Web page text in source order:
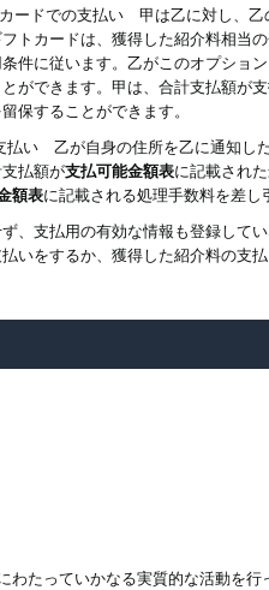
ードでの支払い 甲は乙に対し、乙
トカードは、獲得した紹介料相当
件に従います。乙がこのオプショ
ができます。甲は、合計支払額が
保することができます。
払い 乙が自身の住所を乙に通知し
払額が支払可能金額表に記載され
額表に記載される処理手数料を差し
、支払用の有効な情報も登録して
いをするか、獲得した紹介料の支
わたっていかなる実質的な活動を